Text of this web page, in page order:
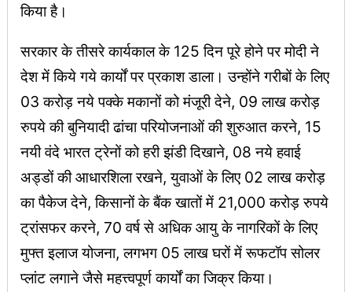
किया है।
सरकार के तीसरे कार्यकाल के 125 दिन पूरे होने पर मोदी ने
देश में किये गये कार्यों पर प्रकाश डाला। उन्होंने गरीबों के लिए
03 करोड़ नये पक्के मकानों को मंजूरी देने, 09 लाख करोड़
रुपये की बुनियादी ढांचा परियोजनाओं की शुरुआत करने, 15
नयी वंदे भारत ट्रेनों को हरी झंडी दिखाने, 08 नये हवाई
अड्डों की आधारशिला रखने, युवाओं के लिए 02 लाख करोड़
का पैकेज देने, किसानों के बैंक खातों में 21,000 करोड़ रुपये
ट्रांसफर करने, 70 वर्ष से अधिक आयु के नागरिकों के लिए
मुफ्त इलाज योजना, लगभग 05 लाख घरों में रूफटॉप सोलर
प्लांट लगाने जैसे महत्त्वपूर्ण कार्यों का जिक्र किया।